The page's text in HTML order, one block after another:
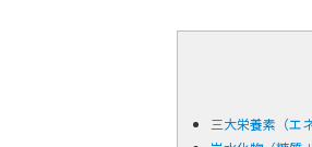
三大栄養素（エ